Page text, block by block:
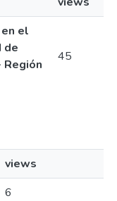
el
de
Región
45
views
6